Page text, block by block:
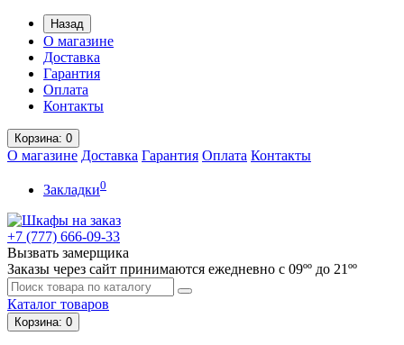
Назад
О магазине
Доставка
Гарантия
Оплата
Контакты
Корзина: 0
О магазине Доставка Гарантия Оплата Контакты
Закладки0
+7 (777) 666-09-33
Вызвать замерщика
Заказы через сайт принимаются ежедневно с 09ºº до 21ºº
Каталог товаров
Корзина: 0